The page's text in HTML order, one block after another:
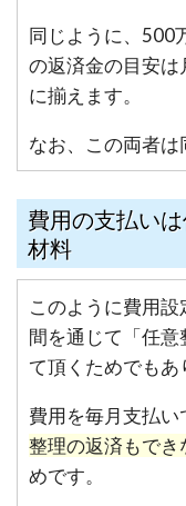
同じように、500
の返済金の目安
に揃えます。
なお、この両者は
費用の支払い
材料
このように費用
間を通じて「任
て頂くためでもあ
費用を毎月支払い
整理の返済もでき
めです。